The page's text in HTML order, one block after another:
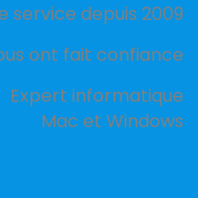
service depuis 2009
ont fait confiance
Expert informatique
Mac et Windows